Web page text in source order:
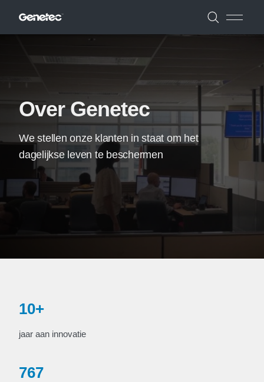
Over Genetec
We stellen onze klanten in staat om het
dagelijkse leven te beschermen
10+
jaar aan innovatie
767